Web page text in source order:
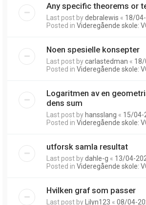
Any specific theorems or
Last post bydebralewis « 18/
Posted in Videregående skole:
Noen spesielle konsepter
Last post bycarlastedman « 18/
Posted in Videregående skole:
Logaritmen av en
dens sum
Last post by hansslang « 15/04-
Posted in Videregående skole:
utforsk samla resultat
Last post bydahle-g « 13/04-
Posted in Videregående skole:
Hvilken graf som passer
Last post by Lilyn123 « 08/04-